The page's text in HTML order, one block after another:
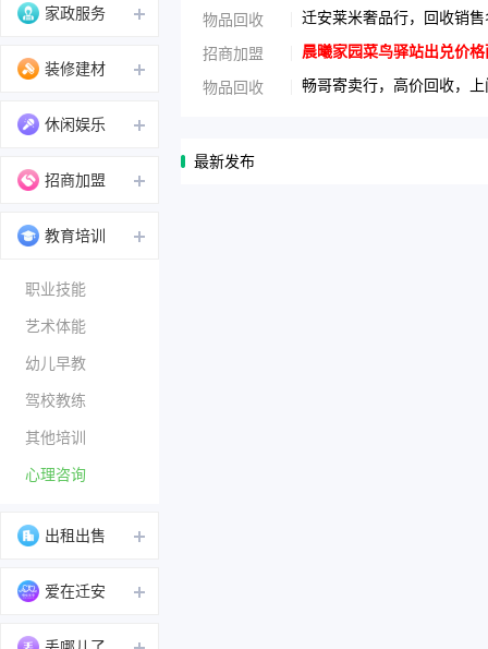
家政服务
装修建材
休闲娱乐
招商加盟
教育培训
职业技能
艺术体能
幼儿早教
驾校教练
其他培训
心理咨询
出租出售
爱在迁安
物品回收 迁安莱米奢品行，回收销
招商加盟 晨曦家园菜鸟驿站出兑价
物品回收 畅哥寄卖行，高价回收，
最新发布